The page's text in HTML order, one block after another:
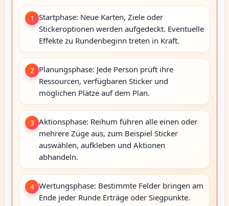
1 Startphase: Neue Karten, Ziele oder
Stickeroptionen werden aufgedeckt. Eventuelle
Effekte zu Rundenbeginn treten in Kraft.
2 Planungsphase: Jede Person prüft ihre
Ressourcen, verfügbaren Sticker und
möglichen Plätze auf dem Plan.
3 Aktionsphase: Reihum führen alle einen oder
mehrere Züge aus, zum Beispiel Sticker
auswählen, aufkleben und Aktionen
abhandeln.
4 Wertungsphase: Bestimmte Felder bringen am
Ende jeder Runde Erträge oder Siegpunkte.